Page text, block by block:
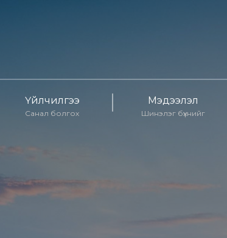
Үйлчилгээ
Санал болгох
Мэдээлэл
Шинэлэг бүхнийг